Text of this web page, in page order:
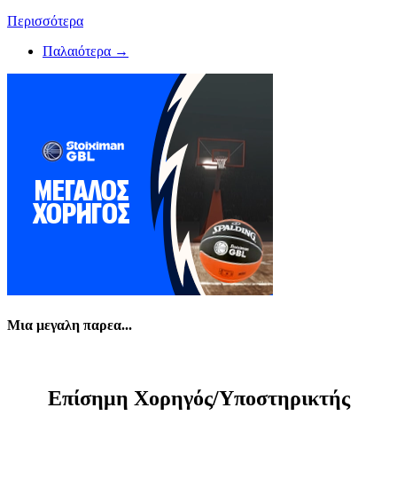
Περισσότερα
Παλαιότερα →
Μια μεγαλη παρεα...
Eπίσημη Xορηγός/Yποστηρικτής